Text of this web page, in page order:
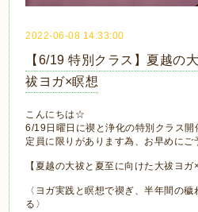
2022-06-08 14:33:00
【6/19 特別クラス】夏越の
祓ヨガ×瞑想
こんにちは☆
6/19日曜日に禊と浄化の特別クラス開
定員に限りがあります為、お早めにご
【夏越の大祓と夏至に向けた大祓ヨガ×
〈ヨガ実践と瞑想で禊ぎ、半年間の
る〉